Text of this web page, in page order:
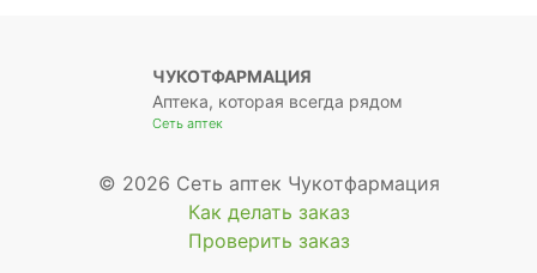
ЧУКОТФАРМАЦИЯ
Аптека, которая всегда рядом
Сеть аптек
© 2026 Сеть аптек Чукотфармация
Как делать заказ
Проверить заказ